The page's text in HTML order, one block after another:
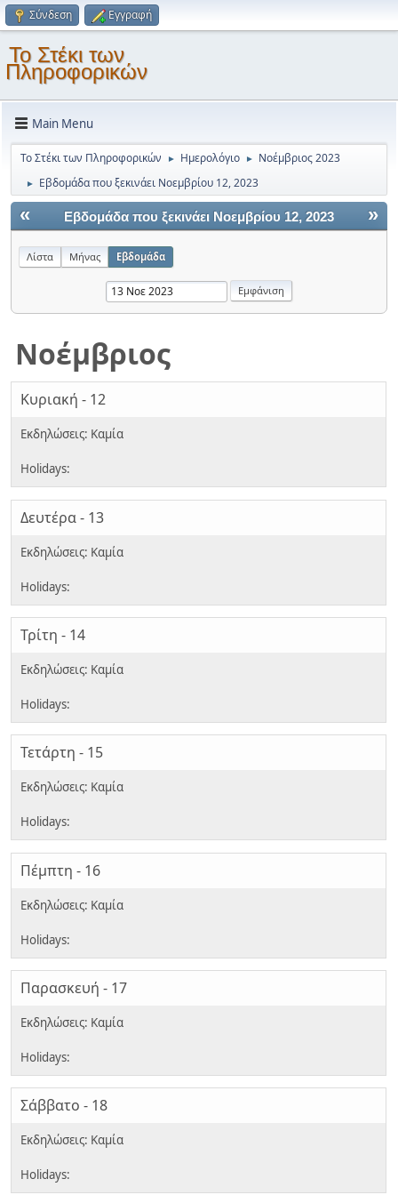
Σύνδεση Εγγραφή
Το Στέκι των
Πληροφορικών
Main Menu
Το Στέκι των Πληροφορικών ► Ημερολόγιο ► Νοέμβριος 2023
► Εβδομάδα που ξεκινάει Νοεμβρίου 12, 2023
« »
Εβδομάδα που ξεκινάει Νοεμβρίου 12, 2023
Λίστα Μήνας Εβδομάδα
Νοέμβριος
Κυριακή - 12
Δευτέρα - 13
Τρίτη - 14
Τετάρτη - 15
Πέμπτη - 16
Παρασκευή - 17
Σάββατο - 18